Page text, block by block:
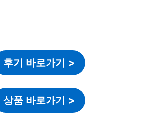
후기 바로가기 >
상품 바로가기 >